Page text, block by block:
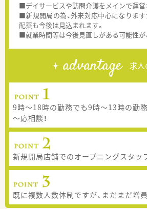
■デイサービスや訪問介護をメインで運営
■新規開局の為、外来対応中心になります
配薬も今後は見込まれます。
■就業時間等は今後見直しがある可能性が
advantage 求人
9時～18時の勤務でも9時～13時の勤
～応相談！
新規開局店舗でのオープニングスタッ
既に複数人数体制ですが、まだまだ増